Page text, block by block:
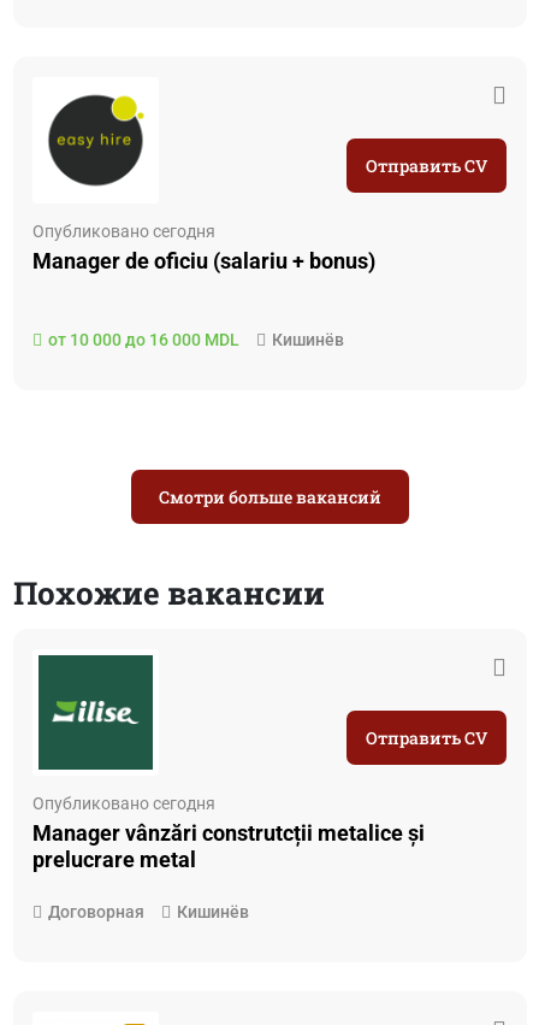
Опубликовано сегодня
Manager de oficiu (salariu + bonus)
от 10 000 до 16 000 MDL Кишинёв
Отправить CV
Смотри больше вакансий
Похожие вакансии
Опубликовано сегодня
Manager vânzări construtcții metalice și
prelucrare metal
Договорная Кишинёв
Отправить CV